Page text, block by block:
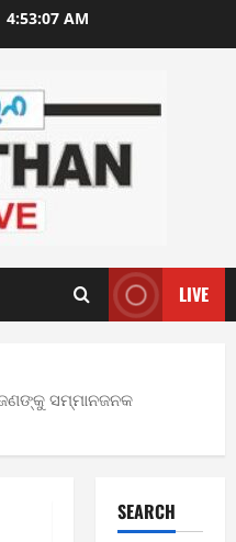
4:53:07 AM
LIVE
ସମ୍ମାନଜନକ
SEARCH